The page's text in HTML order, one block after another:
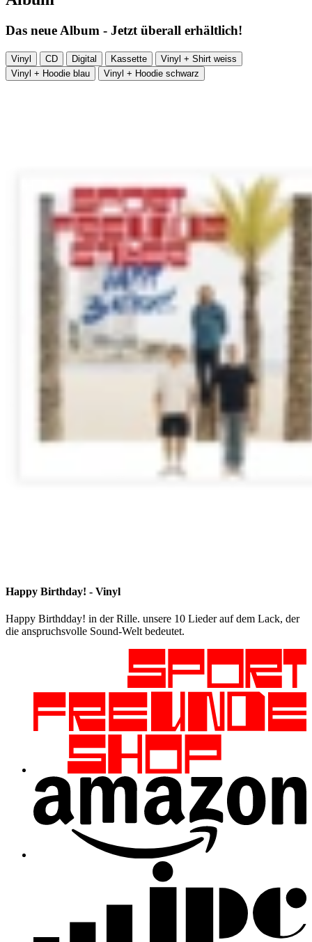
Das neue Album - Jetzt überall erhältlich!
Vinyl CD Digital Kassette
Vinyl + Shirt weiss
Vinyl + Hoodie blau
Vinyl + Hoodie schwarz
Happy Birthday! - Vinyl
Happy Birthdday! in der Rille. unsere 10 Lieder auf dem Lack, der
die anspruchsvolle Sound-Welt bedeutet.